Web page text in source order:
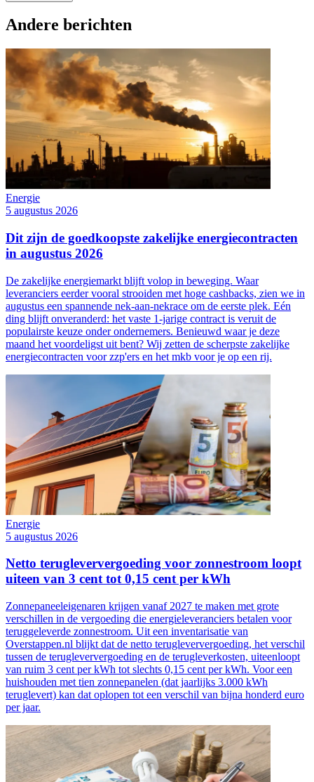
Andere berichten
Energie
5 augustus 2026
Dit zijn de goedkoopste zakelijke energiecontracten
in augustus 2026
De zakelijke energiemarkt blijft volop in beweging. Waar
leveranciers eerder vooral strooiden met hoge cashbacks, zien we in
augustus een spannende nek-aan-nekrace om de eerste plek. Eén
ding blijft onveranderd: het vaste 1-jarige contract is veruit de
populairste keuze onder ondernemers. Benieuwd waar je deze
maand het voordeligst uit bent? Wij zetten de scherpste zakelijke
energiecontracten voor zzp'ers en het mkb voor je op een rij.
Energie
5 augustus 2026
Netto terugleververgoeding voor zonnestroom loopt
uiteen van 3 cent tot 0,15 cent per kWh
Zonnepaneeleigenaren krijgen vanaf 2027 te maken met grote
verschillen in de vergoeding die energieleveranciers betalen voor
teruggeleverde zonnestroom. Uit een inventarisatie van
Overstappen.nl blijkt dat de netto terugleververgoeding, het verschil
tussen de terugleververgoeding en de terugleverkosten, uiteenloopt
van ruim 3 cent per kWh tot slechts 0,15 cent per kWh. Voor een
huishouden met tien zonnepanelen (dat jaarlijks 3.000 kWh
teruglevert) kan dat oplopen tot een verschil van bijna honderd euro
per jaar.